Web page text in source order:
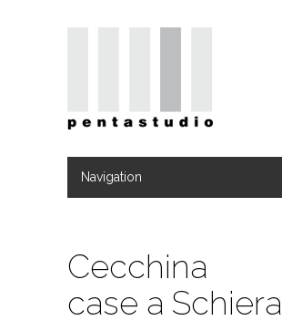
Navigation
Cecchina
case a Schiera